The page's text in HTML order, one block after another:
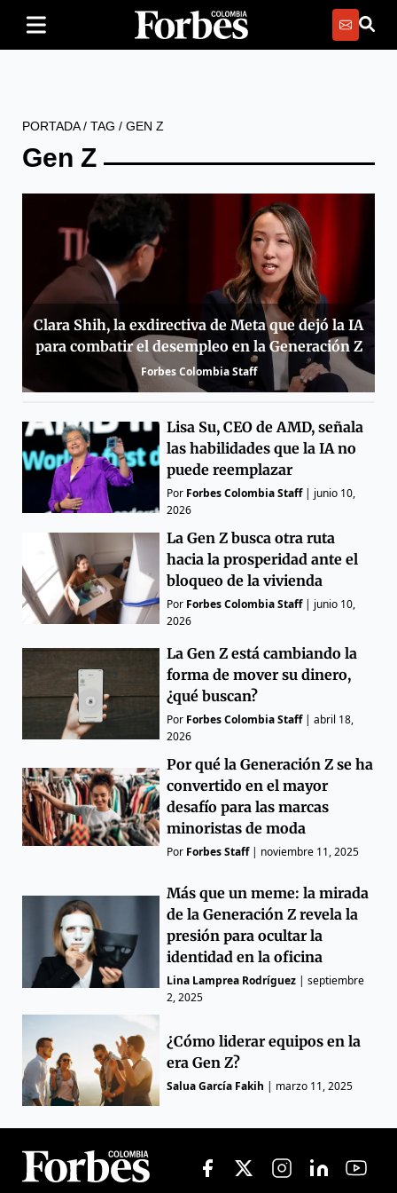
PORTADA/ TAG / GEN Z
Gen Z
Clara Shih, la exdirectiva de Meta que dejó la IA
para combatir el desempleo en la Generación Z
Forbes Colombia Staff
Lisa Su, CEO de AMD, señala
las habilidades que la IA no
puede reemplazar
Por Forbes Colombia Staff| junio 10,
2026
La Gen Z busca otra ruta
hacia la prosperidad ante el
bloqueo de la vivienda
Por Forbes Colombia Staff| junio 10,
2026
La Gen Z está cambiando la
forma de mover su dinero,
¿qué buscan?
Por Forbes Colombia Staff|abril 18,
2026
Por qué la Generación Z se ha
convertido en el mayor
desafío para las marcas
minoristas de moda
Por Forbes Staff| noviembre 11, 2025
Más que un meme: la mirada
de la Generación Z revela la
presión para ocultar la
identidad en la oficina
Lina Lamprea Rodríguez |septiembre
2, 2025
¿Cómo liderar equipos en la
era Gen Z?
Salua García Fakih | marzo 11, 2025